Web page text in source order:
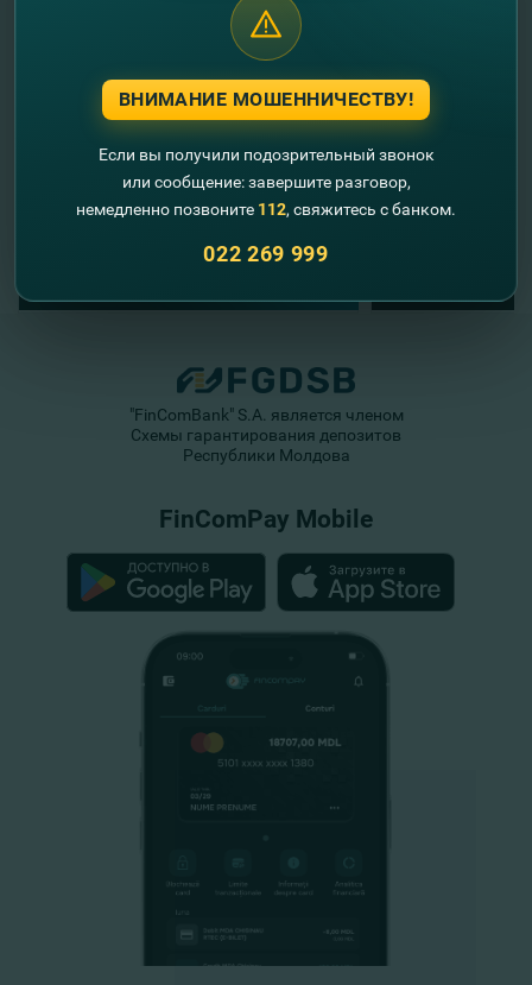
Другие новости
"FinComBank" S.A. является членом
Схемы гарантирования депозитов
Республики Молдова
FinComPay Mobile
ВНИМАНИЕ МОШЕННИЧЕСТВУ!
Если вы получили подозрительный звонок
или сообщение: завершите разговор,
немедленно позвоните 112, свяжитесь с банком.
022 269 999